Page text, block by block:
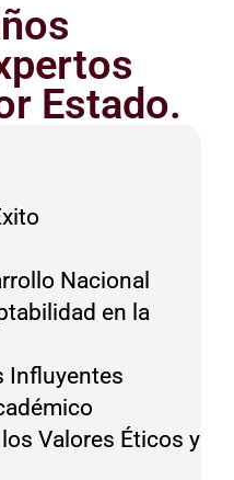
Estado.
Nacional
en la
Influyentes
Valores Éticos y